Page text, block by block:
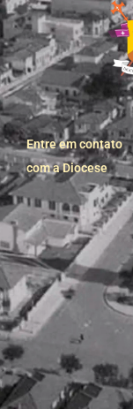
Entre em contato
com a Diocese